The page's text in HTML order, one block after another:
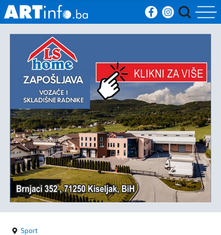
Početna
Vijesti
Sport
Kultura
Crna
kronika
Politika
Sport